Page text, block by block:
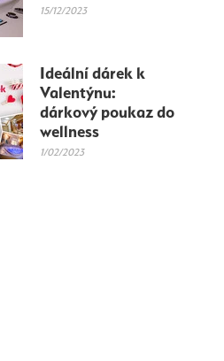
15/12/2023
Ideální dárek k
Valentýnu:
dárkový poukaz do
wellness
1/02/2023